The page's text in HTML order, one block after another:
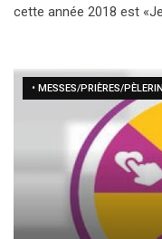
cette année 2018 est
• MESSES/PRIÈRES/